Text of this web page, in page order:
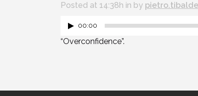
Posted at 14:38h in by
00:00
“Overconfidence”.